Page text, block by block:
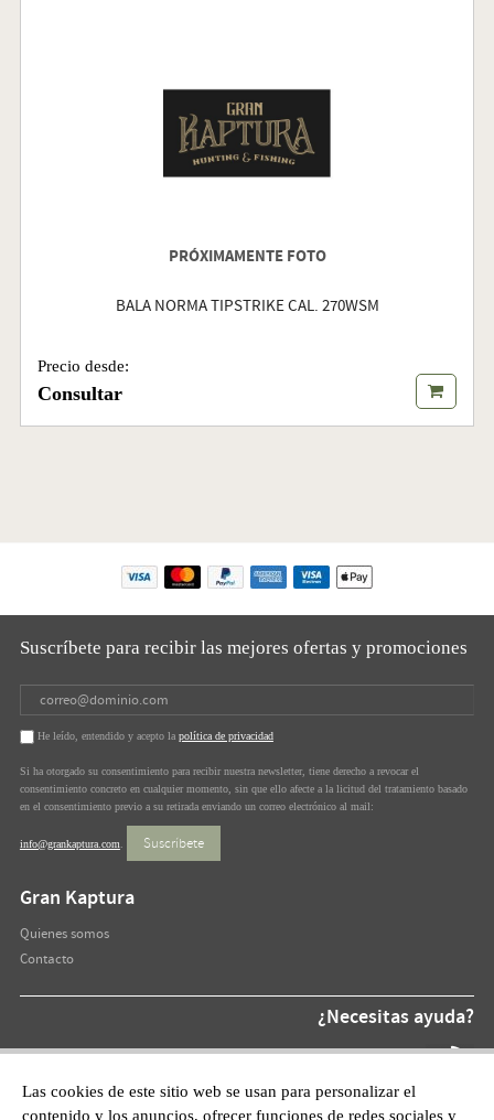
Las cookies de este sitio web se usan para personalizar el
contenido y los anuncios, ofrecer funciones de redes sociales y
PRÓXIMAMENTE FOTO
BALA NORMA TIPSTRIKE CAL. 270WSM
Precio desde:
Consultar
Suscríbete para recibir las mejores ofertas y promociones
He leído, entendido y acepto la política de privacidad
Si ha otorgado su consentimiento para recibir nuestra newsletter, tiene derecho a revocar el
consentimiento concreto en cualquier momento, sin que ello afecte a la licitud del tratamiento basado
en el consentimiento previo a su retirada enviando un correo electrónico al mail:
info@grankaptura.com Suscríbete
Gran Kaptura
Quienes somos
Contacto
¿Necesitas ayuda?
Teléfono At.
872 220 055